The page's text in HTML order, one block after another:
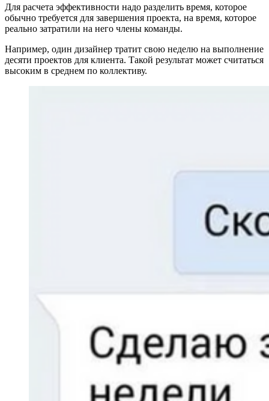
Для расчета эффективности надо разделить время, которое
обычно требуется для завершения проекта, на время, которое
реально затратили на него члены команды.
Например, один дизайнер тратит свою неделю на выполнение
десяти проектов для клиента. Такой результат может считаться
высоким в среднем по коллективу.